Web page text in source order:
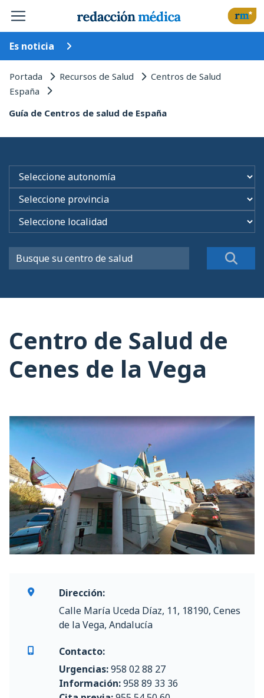
Es noticia
Portada Recursos de Salud Centros de Salud
España
Guía de Centros de salud de España
Centro de Salud de
Cenes de la Vega
Dirección:
Calle María Uceda Díaz, 11, 18190, Cenes
de la Vega, Andalucía
Contacto:
Urgencias:958 02 88 27
Información:958 89 33 36